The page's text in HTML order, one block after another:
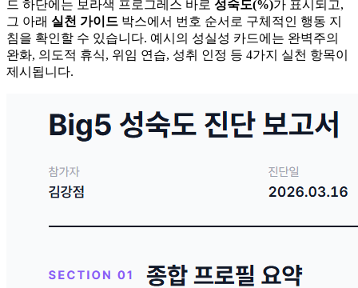
드 하단에는 보라색 프로그레스 바로 성숙도(%)가 표시되고,
그 아래 실천 가이드 박스에서 번호 순서로 구체적인 행동 지
침을 확인할 수 있습니다. 예시의 성실성 카드에는 완벽주의
완화, 의도적 휴식, 위임 연습, 성취 인정 등 4가지 실천 항목이
제시됩니다.